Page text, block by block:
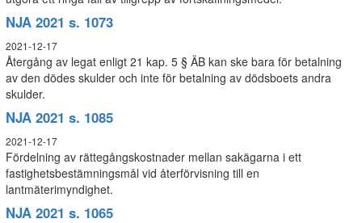
NJA 2021 s. 1073
2021-12-17
Återgång av legat enligt 21 kap. 5 § ÄB kan ske bara för betalning
av den dödes skulder och inte för betalning av dödsboets andra
skulder.
NJA 2021 s. 1085
2021-12-17
Fördelning av rättegångskostnader mellan sakägarna i ett
fastighetsbestämningsmål vid återförvisning till en
lantmäterimyndighet.
NJA 2021 s. 1065